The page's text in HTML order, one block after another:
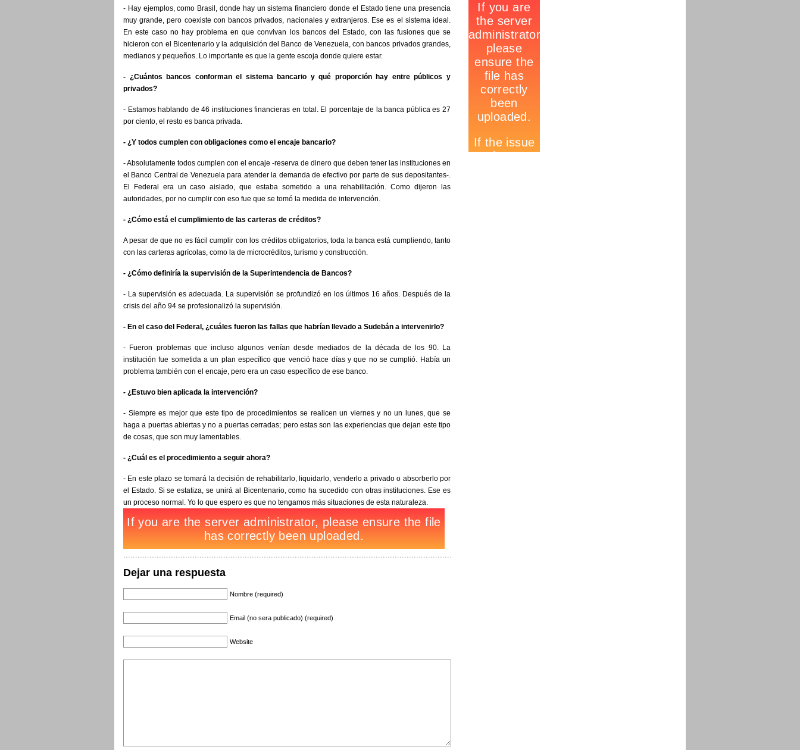
- Hay ejemplos, como Brasil, donde hay un sistema financiero donde el Estado tiene una presencia
muy grande, pero coexiste con bancos privados, nacionales y extranjeros. Ese es el sistema ideal.
En este caso no hay problema en que convivan los bancos del Estado, con las fusiones que se
hicieron con el Bicentenario y la adquisición del Banco de Venezuela, con bancos privados grandes,
medianos y pequeños. Lo importante es que la gente escoja donde quiere estar.
- ¿Cuántos bancos conforman el sistema bancario y qué proporción hay entre públicos y
privados?
- Estamos hablando de 46 instituciones financieras en total. El porcentaje de la banca pública es 27
por ciento, el resto es banca privada.
- ¿Y todos cumplen con obligaciones como el encaje bancario?
- Absolutamente todos cumplen con el encaje -reserva de dinero que deben tener las instituciones en
el Banco Central de Venezuela para atender la demanda de efectivo por parte de sus depositantes-.
El Federal era un caso aislado, que estaba sometido a una rehabilitación. Como dijeron las
autoridades, por no cumplir con eso fue que se tomó la medida de intervención.
- ¿Cómo está el cumplimiento de las carteras de créditos?
A pesar de que no es fácil cumplir con los créditos obligatorios, toda la banca está cumpliendo, tanto
con las carteras agrícolas, como la de microcréditos, turismo y construcción.
- ¿Cómo definiría la supervisión de la Superintendencia de Bancos?
- La supervisión es adecuada. La supervisión se profundizó en los últimos 16 años. Después de la
crisis del año 94 se profesionalizó la supervisión.
- En el caso del Federal, ¿cuáles fueron las fallas que habrían llevado a Sudebán a intervenirlo?
- Fueron problemas que incluso algunos venían desde mediados de la década de los 90. La
institución fue sometida a un plan específico que venció hace días y que no se cumplió. Había un
problema también con el encaje, pero era un caso específico de ese banco.
- ¿Estuvo bien aplicada la intervención?
- Siempre es mejor que este tipo de procedimientos se realicen un viernes y no un lunes, que se
haga a puertas abiertas y no a puertas cerradas; pero estas son las experiencias que dejan este tipo
de cosas, que son muy lamentables.
- ¿Cuál es el procedimiento a seguir ahora?
- En este plazo se tomará la decisión de rehabilitarlo, liquidarlo, venderlo a privado o absorberlo por
el Estado. Si se estatiza, se unirá al Bicentenario, como ha sucedido con otras instituciones. Ese es
un proceso normal. Yo lo que espero es que no tengamos más situaciones de esta naturaleza.
Dejar una respuesta
Nombre (required)
Email (no sera publicado) (required)
Website